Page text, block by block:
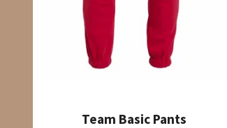
Team Basic Pants